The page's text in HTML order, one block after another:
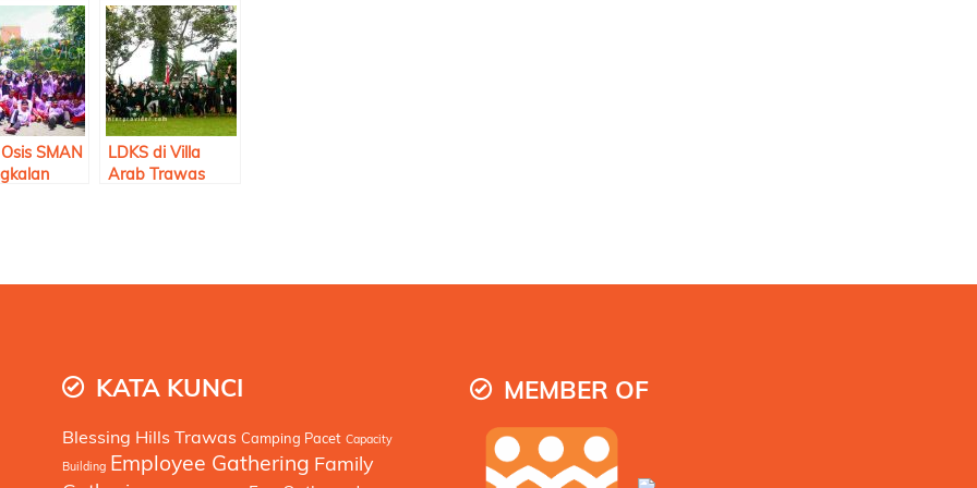
SMAN
LDKS di Villa
Arab Trawas
KATA KUNCI
Blessing Hills Trawas Camping Pacet Capacity
Building Employee Gathering Family
MEMBER OF